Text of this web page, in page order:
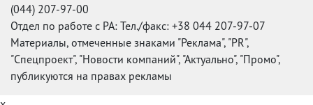
(044) 207-97-00
Отдел по работе с РА: Тел./факс: +38 044 207-97-07
Материалы, отмеченные знаками "Реклама", "PR",
"Спецпроект", "Новости компаний", "Актуально", "Промо",
публикуются на правах рекламы